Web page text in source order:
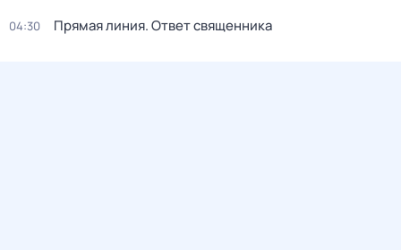
04:30 Прямая линия. Ответ священника